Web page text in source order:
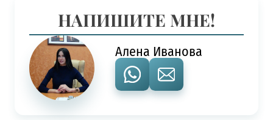
НАПИШИТЕ МНЕ!
Алена Иванова